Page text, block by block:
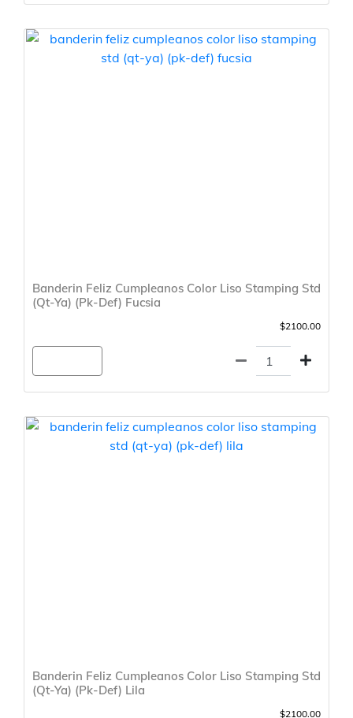
Banderin Feliz Cumpleanos Color Liso Stamping Std
(Qt-Ya) (Pk-Def) Fucsia
$2100.00
Banderin Feliz Cumpleanos Color Liso Stamping Std
(Qt-Ya) (Pk-Def) Lila
$2100.00